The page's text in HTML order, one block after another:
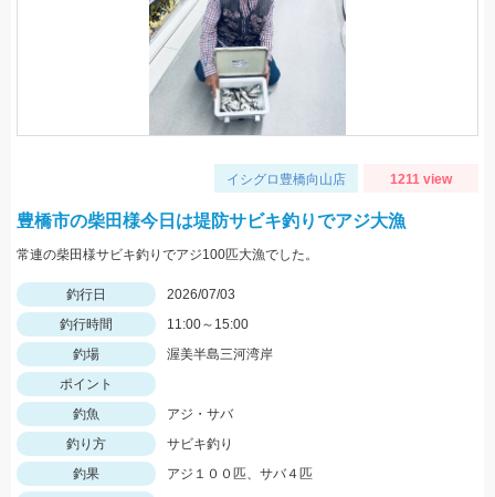
イシグロ豊橋向山店 1211 view
豊橋市の柴田様今日は堤防サビキ釣りでアジ大漁
常連の柴田様サビキ釣りでアジ100匹大漁でした。
釣行日
2026/07/03
釣行時間
11:00～15:00
釣場
渥美半島三河湾岸
ポイント
釣魚
アジ・サバ
釣り方
サビキ釣り
釣果
アジ１００匹、サバ４匹